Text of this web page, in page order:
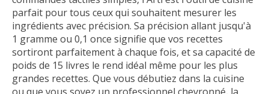
parfait pour tous ceux qui souhaitent mesurer les
ingrédients avec précision. Sa précision allant jusqu'à
1 gramme ou 0,1 once signifie que vos recettes
sortiront parfaitement à chaque fois, et sa capacité de
poids de 15 livres le rend idéal même pour les plus
grandes recettes. Que vous débutiez dans la cuisine